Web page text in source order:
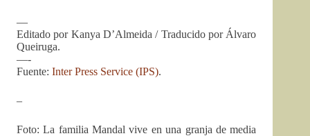
—
Editado por Kanya D’Almeida / Traducido por Álvaro
Queiruga.
—-
Fuente: Inter Press Service (IPS).
–
Foto: La familia Mandal vive en una granja de media